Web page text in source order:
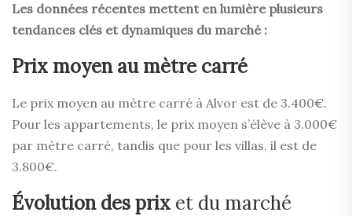
Les données récentes mettent en lumière plusieurs
tendances clés et dynamiques du marché :
Prix moyen au mètre carré
Le prix moyen au mètre carré à Alvor est de 3.400€.
Pour les appartements, le prix moyen s’élève à 3.000€
par mètre carré, tandis que pour les villas, il est de
3.800€.
Évolution des prix et du marché